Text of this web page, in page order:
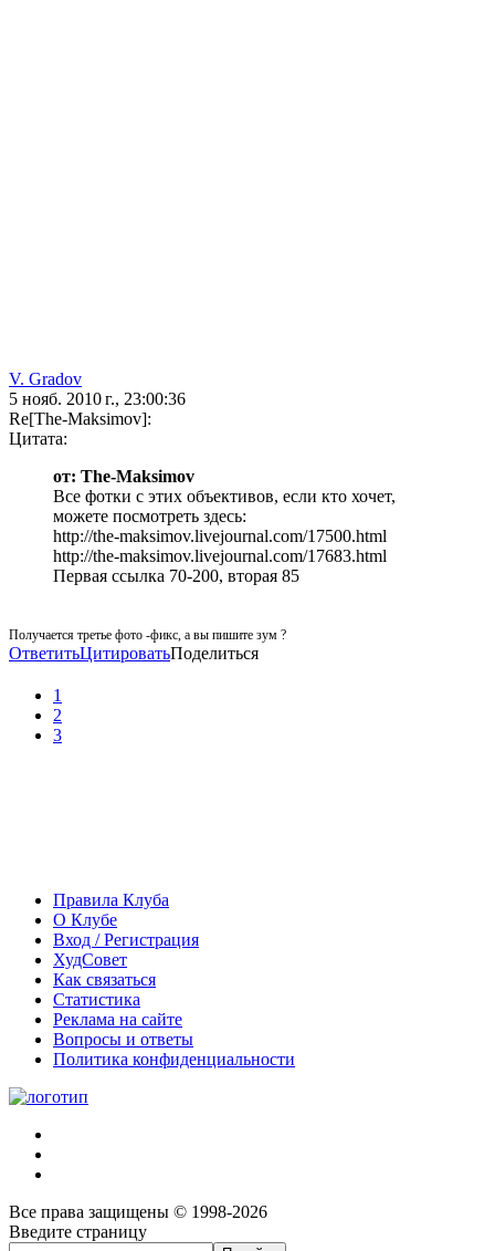
V. Gradov
5 нояб. 2010 г., 23:00:36
Re[The-Maksimov]:
Цитата:
от: The-Maksimov
Все фотки с этих объективов, если кто хочет,
можете посмотреть здесь:
http://the-maksimov.livejournal.com/17500.html
http://the-maksimov.livejournal.com/17683.html
Первая ссылка 70-200, вторая 85
Получается третье фото -фикс, а вы пишите зум ?
ОтветитьЦитироватьПоделиться
1
2
3
Правила Клуба
О Клубе
Вход / Регистрация
ХудСовет
Как связаться
Статистика
Реклама на сайте
Вопросы и ответы
Политика конфиденциальности
Все права защищены © 1998-2026
Введите страницу